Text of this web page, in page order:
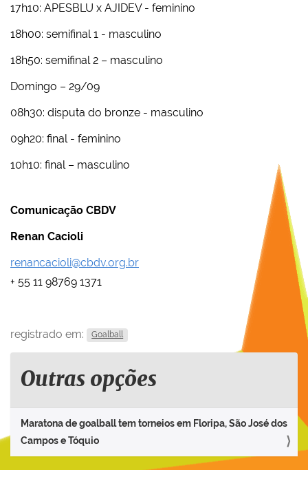
17h10: APESBLU x AJIDEV - feminino
18h00: semifinal 1 - masculino
18h50: semifinal 2 – masculino
Domingo – 29/09
08h30: disputa do bronze - masculino
09h20: final - feminino
10h10: final – masculino
Comunicação CBDV
Renan Cacioli
renancacioli@cbdv.org.br
+ 55 11 98769 1371
registrado em: Goalball
Outras opções
Maratona de goalball tem torneios em Floripa, São José dos
Campos e Tóquio